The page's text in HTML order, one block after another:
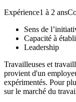
Expérience1 à 2
Sens de
Capacité à
Leadership
Travailleuses et
provient d'un
expérimentés. Pour
sur le marché du